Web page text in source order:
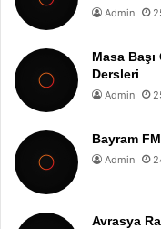
Admin
Masa
Dersleri
Admin
Bayram
Admin
Avrasya